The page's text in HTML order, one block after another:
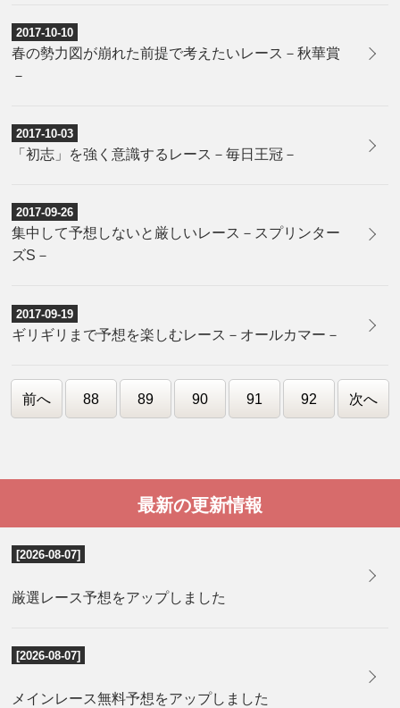
2017-10-10
春の勢力図が崩れた前提で考えたいレース－秋華賞
－
2017-10-03
「初志」を強く意識するレース－毎日王冠－
2017-09-26
集中して予想しないと厳しいレース－スプリンター
ズS－
2017-09-19
ギリギリまで予想を楽しむレース－オールカマー－
前へ 88 89 90 91 92 次へ
最新の更新情報
[2026-08-07]
厳選レース予想をアップしました
[2026-08-07]
メインレース無料予想をアップしました